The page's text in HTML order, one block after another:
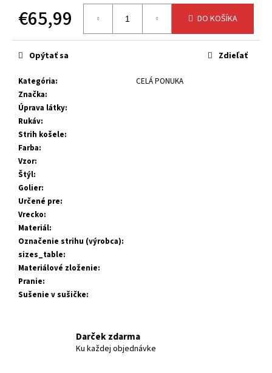
€65,99 DO KOŠÍKA
Kategória:
CELÁ PONUKA
Značka:
Úprava látky:
Rukáv:
Strih košele:
Farba:
Vzor:
Štýl:
Golier:
Určené pre:
Vrecko:
Materiál:
Označenie strihu (výrobca):
sizes_table:
Materiálové zloženie:
Pranie:
Sušenie v sušičke:
Opýtať sa Zdieľať
Darček zdarma
Ku každej objednávke